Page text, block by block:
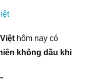
hôm nay có
không dầu khi